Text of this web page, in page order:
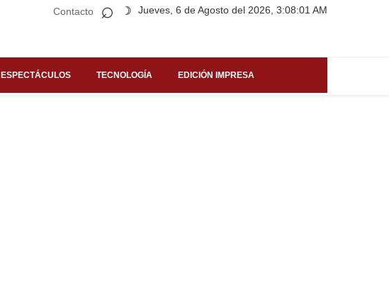
Contacto Jueves, 6 de Agosto del 2026, 3:08:01 AM
⌕ ☽
ESPECTÁCULOS TECNOLOGÍA EDICIÓN IMPRESA